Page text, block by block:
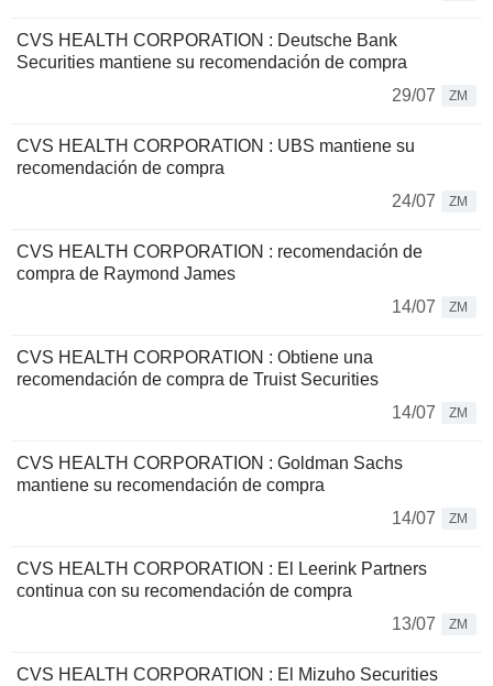
CVS HEALTH CORPORATION : Deutsche Bank
Securities mantiene su recomendación de compra
29/07
ZM
CVS HEALTH CORPORATION : UBS mantiene su
recomendación de compra
24/07
ZM
CVS HEALTH CORPORATION : recomendación de
compra de Raymond James
14/07
ZM
CVS HEALTH CORPORATION : Obtiene una
recomendación de compra de Truist Securities
14/07
ZM
CVS HEALTH CORPORATION : Goldman Sachs
mantiene su recomendación de compra
14/07
ZM
CVS HEALTH CORPORATION : El Leerink Partners
continua con su recomendación de compra
13/07
ZM
CVS HEALTH CORPORATION : El Mizuho Securities